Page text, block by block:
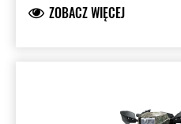
ZOBACZ WIĘCEJ